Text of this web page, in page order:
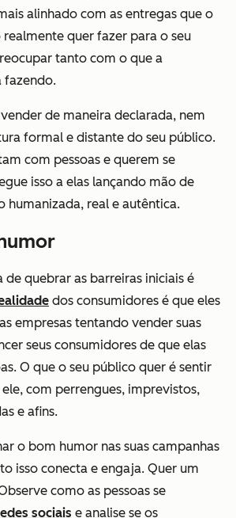
alinhado com as entregas que o
quer fazer para o seu
tanto com o que a
fazendo.
de maneira declarada, nem
formal e distante do seu público.
com pessoas e querem se
isso a elas lançando mão de
humanizada, real e autêntica.
de quebrar as barreiras iniciais é
dos consumidores é que eles
empresas tentando vender suas
seus consumidores de que elas
O que o seu público quer é sentir
com perrengues, imprevistos,
e afins.
o bom humor nas suas campanhas
isso conecta e engaja. Quer um
como as pessoas se
sociais e analise se os